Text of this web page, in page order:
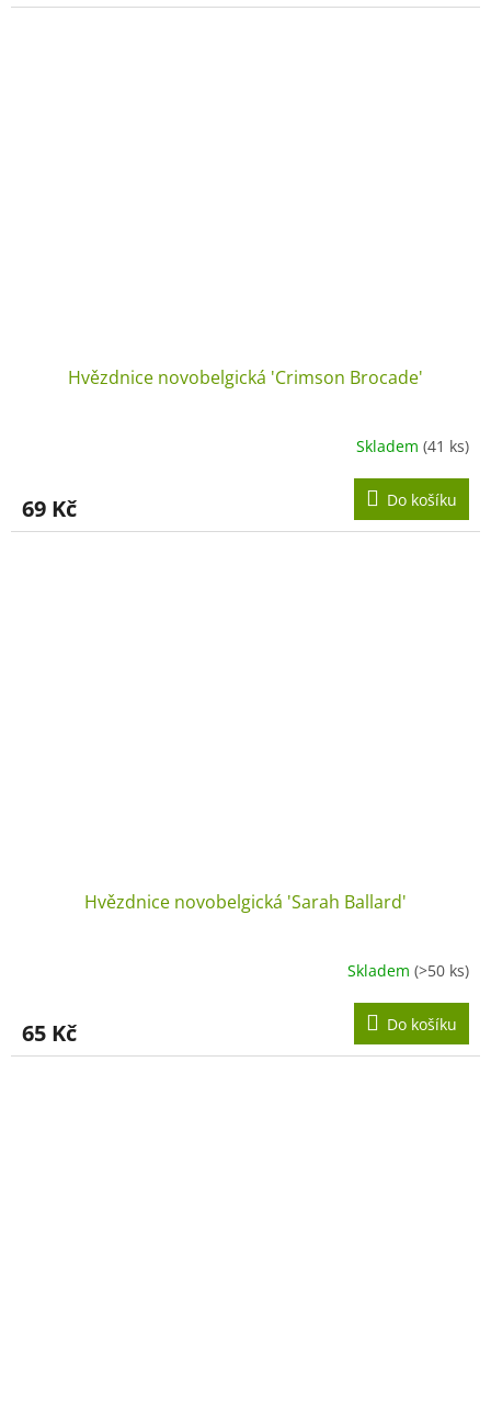
Hvězdnice novobelgická 'Crimson Brocade'
Skladem (41 ks)
69 Kč Do košíku
Hvězdnice novobelgická 'Sarah Ballard'
Skladem (>50 ks)
65 Kč Do košíku